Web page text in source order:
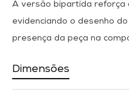
A versão bipartida reforça
evidenciando o desenho
presença da peça na
Dimensões